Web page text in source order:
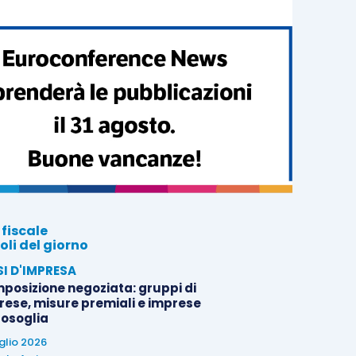
del giorno
D'IMPRESA
negoziata: gruppi di
misure premiali e imprese
2026